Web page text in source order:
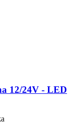
12/24V - LED